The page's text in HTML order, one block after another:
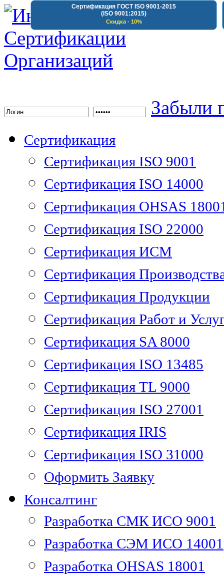
Сертификация ГОСТ ISO 9001-2015
(ISO 9001:2015)
Скидка - 10%
Забыли
Сертификация
Сертификация ISO 9001
Сертификация ISO 14000
Сертификация OHSAS
Сертификация ISO 22000
Сертификация ИСМ
Сертификация
Сертификация Продукции
Сертификация Работ и
Сертификация SA 8000
Сертификация ISO 13485
Сертификация TL 9000
Сертификация ISO 27001
Сертификация IRIS
Сертификация ISO 31000
Оформить Заявку
Консалтинг
Разработка СМК ИСО 9001
Разработка СЭМ ИСО 14001
Разработка OHSAS 18001